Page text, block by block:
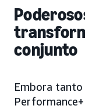
conjunto
Embora